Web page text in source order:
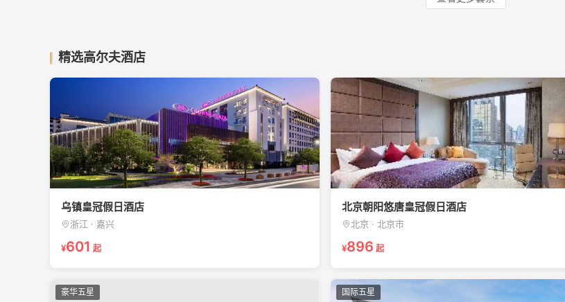
精选高尔夫酒店
乌镇皇冠假日酒店
浙江 · 嘉兴
¥601 起
北京朝阳悠唐皇冠假日酒店
北京 · 北京市
¥896 起
豪华五星 国际五星